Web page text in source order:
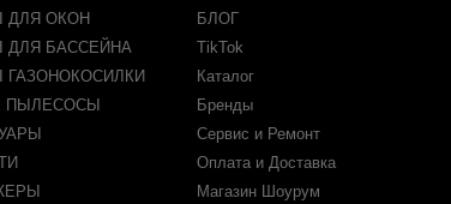
ДЛЯ ОКОН
ДЛЯ БАССЕЙНА
ГАЗОНОКОСИЛКИ
ПЫЛЕСОСЫ
БЛОГ
TikTok
Каталог
Бренды
Сервис и Ремонт
Оплата и Доставка
Магазин Шоурум